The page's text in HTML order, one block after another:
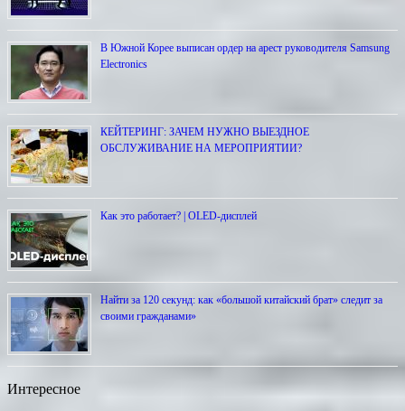
В Южной Корее выписан ордер на арест руководителя Samsung
Electronics
КЕЙТЕРИНГ: ЗАЧЕМ НУЖНО ВЫЕЗДНОЕ
ОБСЛУЖИВАНИЕ НА МЕРОПРИЯТИИ?
Как это работает? | OLED-дисплей
Найти за 120 секунд: как «большой китайский брат» следит за
своими гражданами»
Интересное